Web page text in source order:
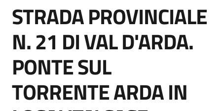
di
acquisto
Supporto
Piattaforme
Salta al contenuto
STRADA PROVINCIALE
N. 21 DI VAL D'ARDA.
PONTE SUL
TORRENTE ARDA IN